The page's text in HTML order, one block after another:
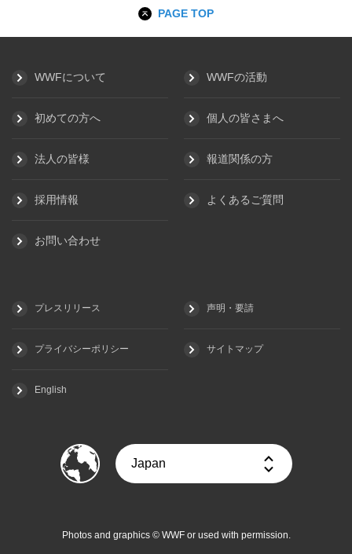
PAGE TOP
WWFについて WWFの活動
初めての方へ 個人の皆さまへ
法人の皆様 報道関係の方
採用情報 よくあるご質問
お問い合わせ
プレスリリース 声明・要請
プライバシーポリシー サイトマップ
English
Photos and graphics © WWF or used with permission.